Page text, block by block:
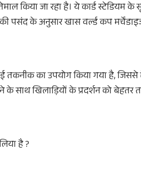
किया जा रहा है। ये कार्ड स्टेडियम के
के अनुसार खास वर्ल्ड कप
का उपयोग किया गया है, जिससे
के साथ खिलाड़ियों के प्रदर्शन को
है ?